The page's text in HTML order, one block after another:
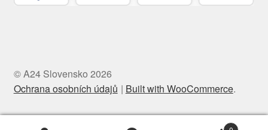
© A24 Slovensko 2026
Ochrana osobních údajů
Built with WooCommerce.